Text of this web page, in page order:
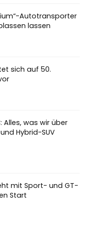
Autotransporter
lassen
sich auf 50.
Alles, was wir über
Hybrid-SUV
mit Sport- und GT-
Start